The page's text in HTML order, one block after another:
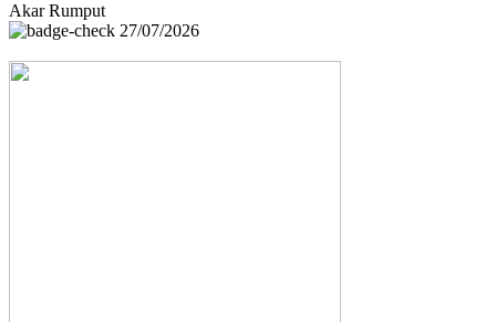
Akar Rumput
27/07/2026